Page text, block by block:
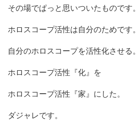
その場でぱっと思いついたものです。
ホロスコープ活性は自分のためです。
自分のホロスコープを活性化させる。
ホロスコープ活性『化』を
ホロスコープ活性『家』にした。
ダジャレです。